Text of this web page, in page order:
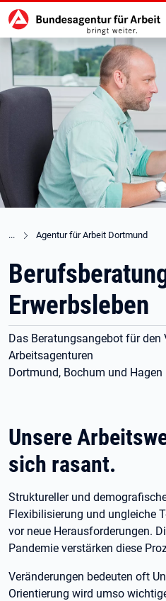
zu den Hauptinhalten springen
Hauptnavigation
Agentur für Arbeit Dortmund
Erwerbsleben
Das Beratungsangebot für den
Arbeitsagenturen
Dortmund, Bochum und Hagen
Unsere
sich rasant.
Struktureller und
Flexibilisierung und ungleiche
vor neue Herausforderungen.
Pandemie verstärken diese
Veränderungen bedeuten oft
Orientierung wird umso